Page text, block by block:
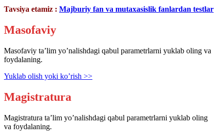
Tavsiya etamiz : Majburiy fan va mutaxasislik fanlardan testlar
Masofaviy
Masofaviy ta’lim yo’nalishdagi qabul parametrlarni yuklab oling va
foydalaning.
Yuklab olish yoki ko’rish >>
Magistratura
Magistratura ta’lim yo’nalishdagi qabul parametrlarni yuklab oling
va foydalaning.